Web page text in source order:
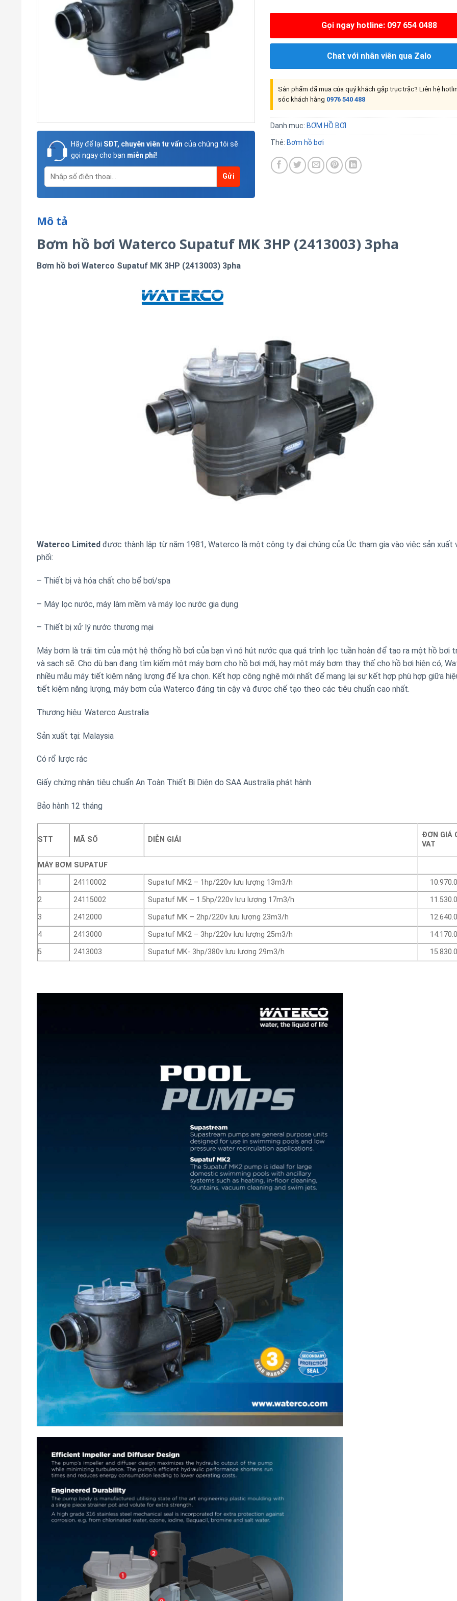
Hãy để lại SĐT, chuyên viên tư vấn của chúng tôi sẽ
gọi ngay cho bạn miễn phí!
Gọi ngay hotline: 097 654 0488
Chat với nhân viên qua Zalo
Sản phẩm đã mua của quý khách gặp trục trặc? Liên hệ
sóc khách hàng 0976 540 488
Danh mục: BƠM HỒ BƠI
Thẻ: Bơm hồ bơi
Mô tả
Bơm hồ bơi Waterco Supatuf MK 3HP (2413003) 3pha
Bơm hồ bơi Waterco Supatuf MK 3HP (2413003) 3pha
Waterco Limited được thành lập từ năm 1981, Waterco là một công ty đại chúng của Úc tham gia vào việc sản xuất
phối:
– Thiết bị và hóa chất cho bể bơi/spa
– Máy lọc nước, máy làm mềm và máy lọc nước gia dụng
– Thiết bị xử lý nước thương mại
Máy bơm là trái tim của một hệ thống hồ bơi của bạn vì nó hút nước qua quá trình lọc tuần hoàn để tạo ra một hồ bơi
và sạch sẽ. Cho dù bạn đang tìm kiếm một máy bơm cho hồ bơi mới, hay một máy bơm thay thế cho hồ bơi hiện có,
nhiều mẫu máy tiết kiệm năng lượng để lựa chọn. Kết hợp công nghệ mới nhất để mang lại sự kết hợp phù hợp giữa
tiết kiệm năng lượng, máy bơm của Waterco đáng tin cậy và được chế tạo theo các tiêu chuẩn cao nhất.
Thương hiệu: Waterco Australia
Sản xuất tại: Malaysia
Có rổ lược rác
Giấy chứng nhận tiêu chuẩn An Toàn Thiết Bị Diện do SAA Australia phát hành
Bảo hành 12 tháng
STT MÃ SỐ DIỄN GIẢI
ĐƠN GIÁ
VAT
MÁY BƠM SUPATUF
1
24110002 Supatuf MK2 – 1hp/220v lưu lượng 13m3/h
2
24115002 Supatuf MK – 1.5hp/220v lưu lượng 17m3/h
3
2412000 Supatuf MK – 2hp/220v lưu lượng 23m3/h
4
2413000 Supatuf MK2 – 3hp/220v lưu lượng 25m3/h
5
2413003 Supatuf MK- 3hp/380v lưu lượng 29m3/h